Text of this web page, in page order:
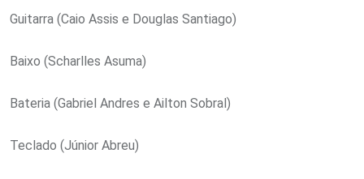
Guitarra (Caio Assis e Douglas Santiago)
Baixo (Scharlles Asuma)
Bateria (Gabriel Andres e Ailton Sobral)
Teclado (Júnior Abreu)